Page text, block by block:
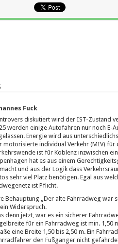
Fuck
diskutiert wird der IST-Zustand
werden einige Autofahren nur noch E-
Energie wird aus
motorisierte individual Verkehr (MIV) für
ist für Koblenz inzwischen
hat es aus einem
und aus der Logik dass
sehr viel Platz benötigen. Egal aus
ist Pflicht.
Behauptung „Der alte Fahrradweg war
Widerspruch.
denn jetzt, war es ein sicherer
für ein Fahrradweg ist min. 1,50
eine Breite 1,50 bis 2,50 m. Ein
den Fußgänger nicht